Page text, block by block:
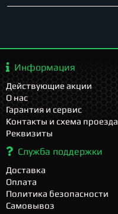
Информация
Действующие акции
О нас
Гарантия и сервис
Контакты и схема проезда
Реквизиты
Служба поддержки
Доставка
Оплата
Политика безопасности
Самовывоз